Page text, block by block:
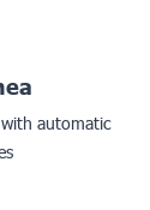
automatic